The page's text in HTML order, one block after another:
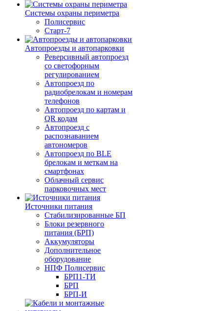
Системы охраны периметра
Полисервис
Старт-7
Автопроезды и автопарковки
Реверсивный автопроезд
со светофорным
регулированием
Автопроезд по
радиобрелокам и номерам
телефонов
Автопроезд по картам и
QR кодам
Автопроезд с
распознаванием
автономеров
Автопроезд по BLE
брелокам и меткам на
смартфонах
Облачный сервис
парковочных мест
Источники питания
Стабилизированные БП
Блоки резервного
питания (БРП)
Аккумуляторы
Дополнительное
оборудование
НПФ Полисервис
БРП1-ТИ
БРП
БРП-И